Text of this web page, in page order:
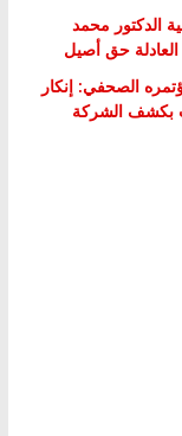
الدكتور محمد
حق أصيل
الصحفي: إنكار
بكشف الشركة